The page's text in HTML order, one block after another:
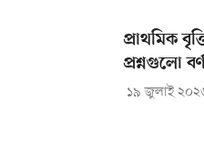
প্রাথমিক
প্রশ্নগুলো
১৯ জুলাই